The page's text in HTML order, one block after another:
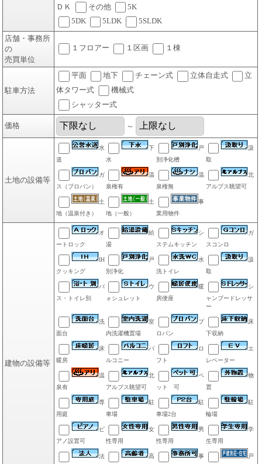
ＤＫ
その他
5K
5DK
5LDK
5SLDK
店舗・事務所
の
売買単位
１フロアー １区画 １棟
駐車方法
平面 地下 チェーン式 立体自走式
立
体タワー式
機械式
シャッター式
価格 ～
土地の設備等
水
道
下
水
戸
別浄化槽
汲
取
ガ
ス（プロパン）
温
泉権有
温
泉権無
北
アルプス眺望可
土
地（温泉付き）
土
地（一般）
事
業用物件
建物の設備等
オ
ートロック
給
湯
シ
ステムキッチン
ガ
スコンロ
IH
クッキング
戸
別浄化
水
洗トイレ
汲
取
バ
ス・トイレ別
ウ
ォシュレット
暖
房便座
シ
ャンプードレッサ
ー
洗
面台
室
内洗濯機置場
プ
ロパン
床
下収納
床
暖房
バ
ルコニー
ロ
フト
エ
レベーター
温
泉有
北
アルプス眺望可
ペ
ット 可
物
置
専
用庭
駐
車場
駐
車場2台
駐
輪場
ピ
アノ設置可
女
性専用
男
性専用
学
生専用
法 高 事 戸